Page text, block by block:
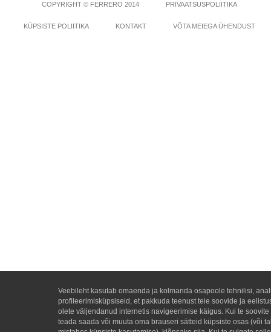
COPYRIGHT © FERRERO 2014 PRIVAATSUSPOLIITIKA
KÜPSISTE POLIITIKA KONTAKT VÕTA MEIEGA ÜHENDUST
Veebileht kasutab omaenda ja kolmanda osapoole tehnilisi,
profileerimisküpsiseid, et pakkuda teenust teie soovide ja
olete väljendanud internetis navigeerimise käigus. Kui te
teada saada või muuta oma brauseri sätteid küpsiste osas (või